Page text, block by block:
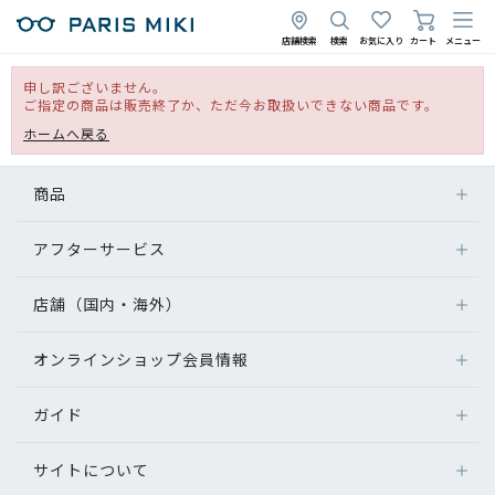
店舗検索 検索 お気に入り カート メニュー
申し訳ございません。
ご指定の商品は販売終了か、ただ今お取扱いできない商品です。
ホームへ戻る
商品
アフターサービス
店舗（国内・海外）
オンラインショップ会員情報
ガイド
サイトについて